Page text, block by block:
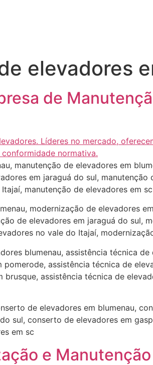
elevadores
de
manutenção de elevadores em
em jaraguá do sul,
manutenção de elevadores em sc
modernização de elevadores
de elevadores em jaraguá do sul,
no vale do Itajaí,
blumenau, assistência técnica
assistência técnica de
assistência técnica de
de elevadores em blumenau,
sul, conserto de elevadores em
em sc
e